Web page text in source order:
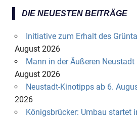
DIE NEUESTEN BEITRÄGE
Initiative zum Erhalt des
August 2026
Mann in der Äußeren
August 2026
Neustadt-Kinotipps ab 6.
2026
Königsbrücker: Umbau startet